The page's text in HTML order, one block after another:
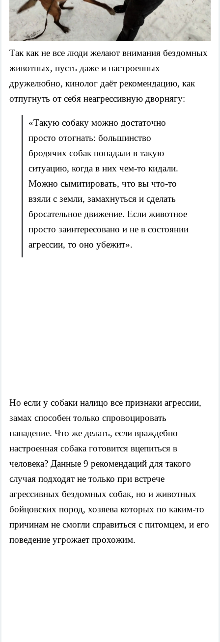
Так как не все люди желают внимания бездомных
животных, пусть даже и настроенных
дружелюбно, кинолог даёт рекомендацию, как
отпугнуть от себя неагрессивную дворнягу:
«Такую собаку можно достаточно
просто отогнать: большинство
бродячих собак попадали в такую
ситуацию, когда в них чем-то кидали.
Можно сымитировать, что вы что-то
взяли с земли, замахнуться и сделать
бросательное движение. Если животное
просто заинтересовано и не в состоянии
агрессии, то оно убежит».
Но если у собаки налицо все признаки агрессии,
замах способен только спровоцировать
нападение. Что же делать, если враждебно
настроенная собака готовится вцепиться в
человека? Данные 9 рекомендаций для такого
случая подходят не только при встрече
агрессивных бездомных собак, но и животных
бойцовских пород, хозяева которых по каким-то
причинам не смогли справиться с питомцем, и его
поведение угрожает прохожим.